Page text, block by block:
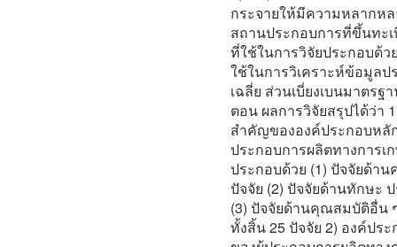
กระจายให้มีความหลากห
สถานประกอบการที่ขึ้นทะ
ที่ใช้ในการวิจัยประกอบด้
ใช้ในการวิเคราะห์ข้อมูล
เฉลี่ย ส่วนเบี่ยงเบนมาตร
ตอน ผลการวิจัยสรุปได้ว่า
สำคัญขององค์ประกอบหลั
ประกอบการผลิตทางการ
ประกอบด้วย (1) ปัจจัยด้า
ปัจจัย (2) ปัจจัยด้านทักษะ
(3) ปัจจัยด้านคุณสมบัติอื่น
ทั้งสิ้น 25 ปัจจัย 2) องค์ปร